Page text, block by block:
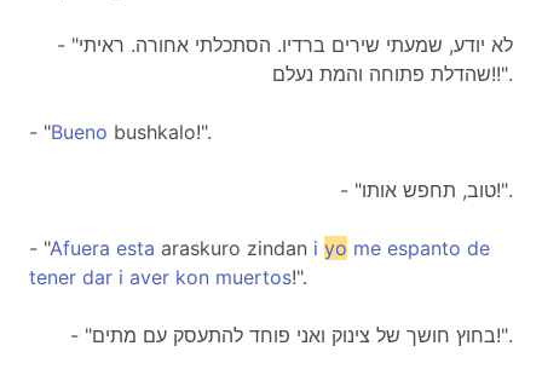
- "לא יודע, שמעתי שירים ברדיו. הסתכלתי אחורה. ראיתי
שהדלת פתוחה והמת נעלם!!".
- "Bueno bushkalo!".
- "טוב, תחפש אותו!".
- "Afuera esta araskuro zindan i yo me espanto de
tener dar i aver kon muertos!".
- "בחוץ חושך של צינוק ואני פוחד להתעסק עם מתים!".